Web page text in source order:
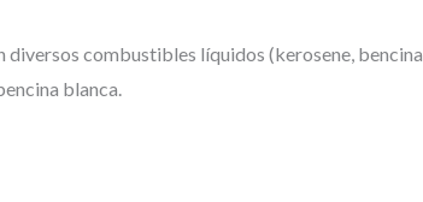
combustibles líquidos (kerosene, bencina
blanca.